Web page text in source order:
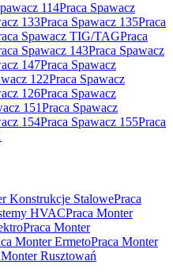
114Praca Spawacz
133Praca Spawacz 135Praca
Spawacz TIG/TAGPraca
Spawacz 143Praca Spawacz
147Praca Spawacz
122Praca Spawacz
126Praca Spawacz
151Praca Spawacz
154Praca Spawacz 155Praca
Konstrukcje StalowePraca
HVACPraca Monter
Praca Monter
Monter ErmetoPraca Monter
Rusztowań